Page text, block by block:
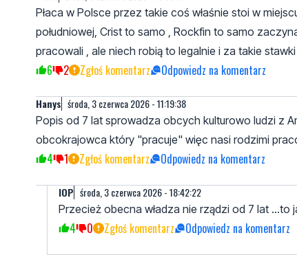
Płaca w Polsce przez takie coś właśnie stoi w
południowej, Crist to samo , Rockfin to samo
pracowali , ale niech robią to legalnie i za takie
6 2 Zgłoś komentarz Odpowiedz na komentarz
Hanys środa, 3 czerwca 2026 - 11:19:38
Popis od 7 lat sprowadza obcych kulturowo ludzi z
obcokrajowca który "pracuje" więc nasi rodzimi
4 1 Zgłoś komentarz Odpowiedz na komentarz
lOP środa, 3 czerwca 2026 - 18:42:22
Przecież obecna władza nie rządzi od 7 lat ...to
4 0 Zgłoś komentarz Odpowiedz na komentarz